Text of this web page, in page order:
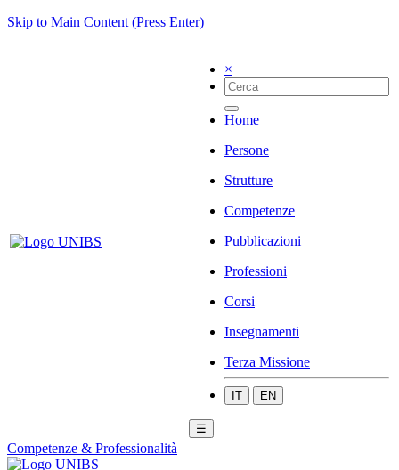
Skip to Main Content (Press Enter)
×
Home
Persone
Strutture
Competenze
Pubblicazioni
Professioni
Corsi
Insegnamenti
Terza Missione
IT EN
☰
Competenze & Professionalità